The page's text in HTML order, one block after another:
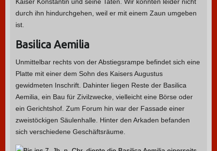
durch ihn hindurchgehen, weil er mit einem Zaun umgeben
ist.
Basilica Aemilia
Unmittelbar rechts von der Abstiegsrampe befindet sich eine
Platte mit einer dem Sohn des Kaisers Augustus
gewidmeten Inschrift. Dahinter liegen Reste der Basilica
Aemilia, ein Bau für Zivilzwecke, vielleicht eine Börse oder
ein Gerichtshof. Zum Forum hin war der Fassade einer
zweistöckigen Säulenhalle. Hinter den Arkaden befanden
sich verschiedene Geschäftsräume.